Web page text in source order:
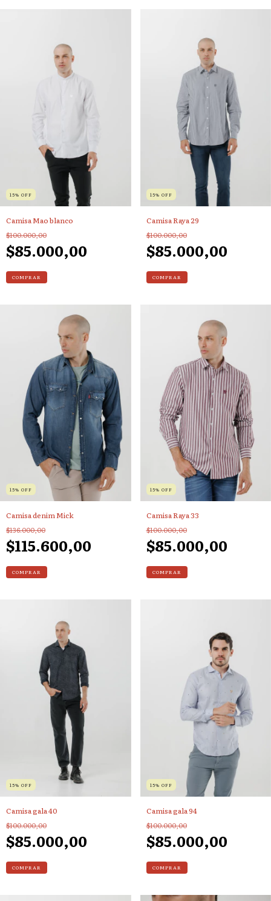
15% OFF
Camisa Mao blanco
$100.000,00
$85.000,00
COMPRAR
15% OFF
Camisa Raya 29
$100.000,00
$85.000,00
COMPRAR
15% OFF
Camisa denim Mick
$136.000,00
$115.600,00
COMPRAR
15% OFF
Camisa Raya 33
$100.000,00
$85.000,00
COMPRAR
15% OFF
Camisa gala 40
$100.000,00
$85.000,00
COMPRAR
15% OFF
Camisa gala 94
$100.000,00
$85.000,00
COMPRAR